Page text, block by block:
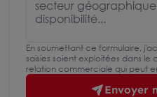
En soumettant ce formulaire,
saisies soient exploitées dans
relation commerciale qui peut
Envoyer